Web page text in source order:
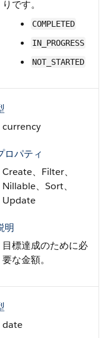
りです。
COMPLETED
IN_PROGRESS
NOT_STARTED
currency
ロパティ
Create、Filter、
Nillable、Sort、
Update
明
目標達成のために必
要な金額。
date